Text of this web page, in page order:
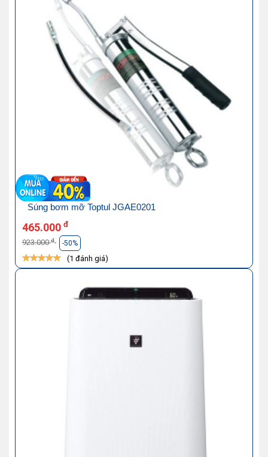
Súng bơm mỡ Toptul JGAE0201
465.000 đ
923.000đ -50%
(1 đánh giá)